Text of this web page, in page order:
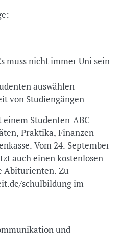
muss nicht immer Uni sein
auswählen
von Studiengängen
Studenten-ABC
Praktika, Finanzen
Vom 24. September
auch einen kostenlosen
Abiturienten. Zu
schulbildung im